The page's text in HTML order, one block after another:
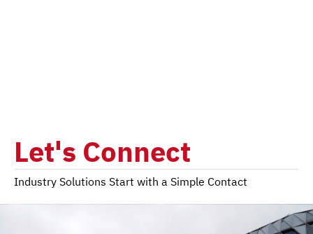
Let's Connect
Industry Solutions Start with a Simple Contact